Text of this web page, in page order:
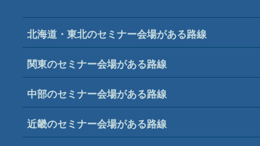
北海道・東北のセミナー会場がある路線
関東のセミナー会場がある路線
中部のセミナー会場がある路線
近畿のセミナー会場がある路線